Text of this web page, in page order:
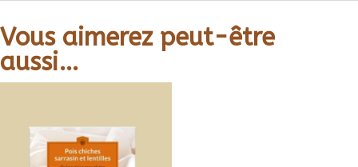
Vous aimerez peut-être
aussi…